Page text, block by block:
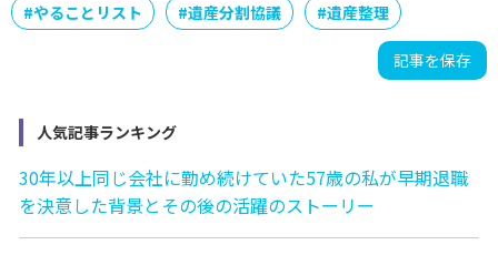
#やることリスト #遺産分割協議 #遺産整理
記事を保存
人気記事ランキング
30年以上同じ会社に勤め続けていた57歳の私が早期退職
を決意した背景とその後の活躍のストーリー